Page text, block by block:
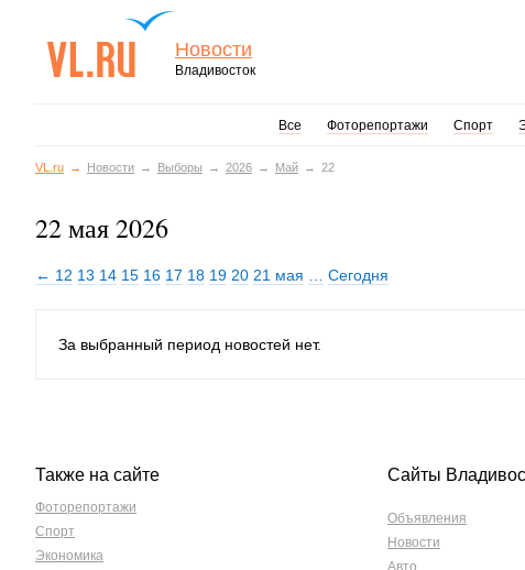
Новости
Владивосток
Все Фоторепортажи Спорт
VL.ru Новости Выборы 2026 Май 22
22 мая 2026
← 12 13 14 15 16 17 18 19 20 21 мая Сегодня
За выбранный период новостей нет.
Также на сайте
Фоторепортажи
Спорт
Экономика
Сайты
Объявления
Новости
Авто